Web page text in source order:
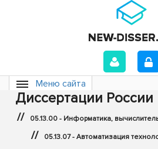
Меню сайта
Диссертации России
// 05.13.00 - Информатика,
// 05.13.07 - Автоматизация